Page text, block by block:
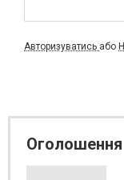
Авторизуватись або
Оголошення